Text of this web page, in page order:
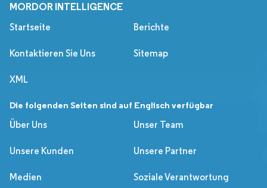
MORDOR INTELLIGENCE
Startseite Berichte
Kontaktieren Sie Uns Sitemap
XML
Die folgenden Seiten sind auf Englisch verfügbar
Über Uns
Unser Team
Unsere Kunden Unsere Partner
Medien Soziale Verantwortung